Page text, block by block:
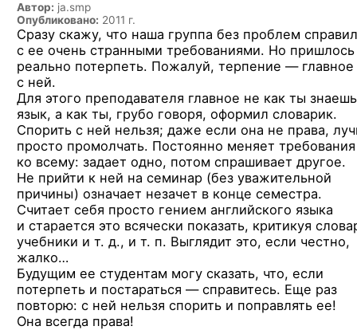
Автор: ja.smp
Опубликовано: 2011 г.
Сразу скажу, что наша группа без проблем
с ее очень странными требованиями. Но пришлось
реально потерпеть. Пожалуй, терпение — главное
с ней.
Для этого преподавателя главное не как ты знаешь
язык, а как ты, грубо говоря, оформил словарик.
Спорить с ней нельзя; даже если она не права,
просто промолчать. Постоянно меняет требования
ко всему: задает одно, потом спрашивает другое.
Не прийти к ней на семинар (без уважительной
причины) означает незачет в конце семестра.
Считает себя просто гением английского языка
и старается это всячески показать, критикуя
учебники и т. д., и т. п. Выглядит это, если честно,
жалко…
Будущим ее студентам могу сказать, что, если
потерпеть и постараться — справитесь. Еще раз
повторю: с ней нельзя спорить и поправлять ее!
Она всегда права!